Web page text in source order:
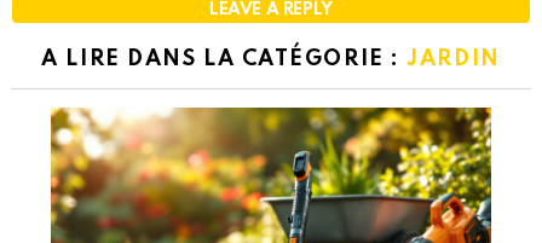
LEAVE A REPLY
A LIRE DANS LA CATÉGORIE :JARDIN